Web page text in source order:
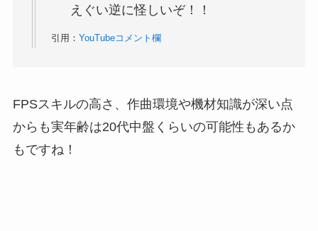
えぐい逆に怪しいぞ！！
引用： YouTubeコメント欄
FPSスキルの高さ、作曲環境や機材知識が深い点
からも実年齢は20代中盤くらいの可能性もあるか
もですね！